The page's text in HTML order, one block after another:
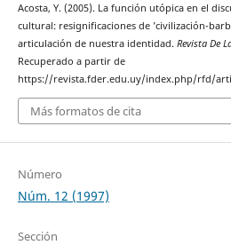
Acosta, Y. (2005). La función utópica en el
cultural: resignificaciones de ’civilización-
articulación de nuestra identidad. Revista De
Recuperado a partir de
https://revista.fder.edu.uy/index.php/rfd/
Más formatos de cita
Número
Núm. 12 (1997)
Sección